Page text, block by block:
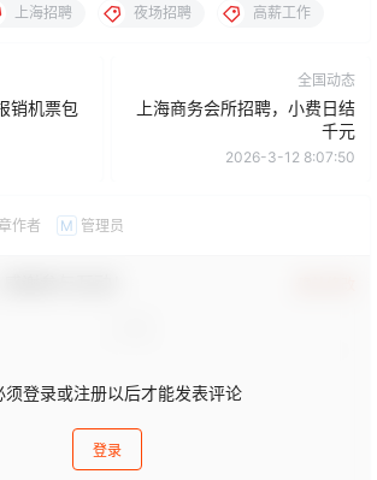
上海招聘 夜场招聘 高薪工作
销机票包
全国动态
上海商务会所招聘，小费日结
千元
2026-3-12 8:07:50
作者 M 管理员
须登录或注册以后才能发表评论
登录